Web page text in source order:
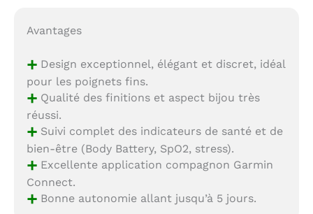
Avantages
+Design exceptionnel, élégant et discret, idéal
pour les poignets fins.
+Qualité des finitions et aspect bijou très
réussi.
+Suivi complet des indicateurs de santé et de
bien-être (Body Battery, SpO2, stress).
+Excellente application compagnon Garmin
Connect.
+Bonne autonomie allant jusqu’à 5 jours.